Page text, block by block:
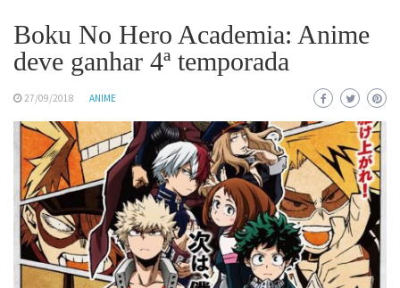
Boku No Hero Academia: Anime
deve ganhar 4ª temporada
27/09/2018 ANIME